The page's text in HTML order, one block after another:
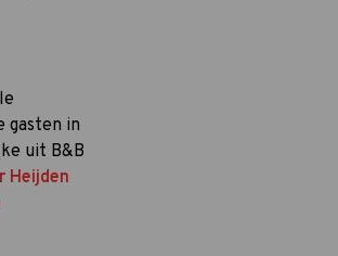
gasten in
uit B&B
Heijden